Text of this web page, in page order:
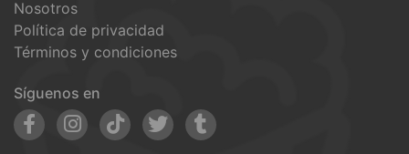
Nosotros
Política de privacidad
Términos y condiciones
Síguenos en